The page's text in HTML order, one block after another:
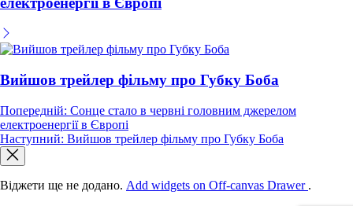
Вийшов трейлер фільму про Губку Боба
Навігація
записів
Попередній: Сонце стало в червні головним джерелом
електроенергії в Європі
Наступний: Вийшов трейлер фільму про Губку Боба
Віджети ще не додано. Add widgets on Off-canvas Drawer .